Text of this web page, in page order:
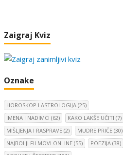
Zaigraj Kviz
Oznake
HOROSKOP I ASTROLOGIJA (25)
IMENA I NADIMCI (62) KAKO LAKŠE UČITI (7)
MIŠLJENJA I RASPRAVE (2) MUDRE PRIČE (30)
NAJBOLJI FILMOVI ONLINE (55) POEZIJA (38)